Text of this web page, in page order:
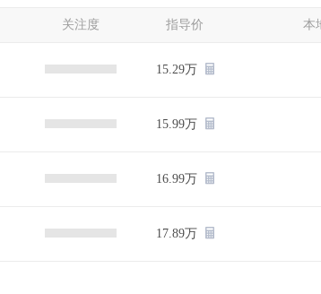
关注度 指导价 本
15.29万
15.99万
16.99万
17.89万